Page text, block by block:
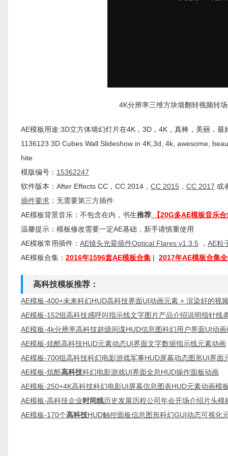
4K分辨率三维方块墙翻转视频转
AE模板用途:3D立方体墙幻灯片在4K，3D，4K，真棒，美丽，
1136123 3D Cubes Wall Slideshow in 4K,3d, 4k, awesome,
hite
模版编号： 15362247
软件版本： After Effects CC ，CC 2014， CC 2015 ， CC 2017 或
插件要求 ：无需要第三方插件
AE模板背景音乐：不包含在内，书生推荐 【20G多AE模板音乐
温馨提示：模板修改需要一定AE基础，新手请慎重使用
AE模板常用插件： AE镜头光晕插件Optical Flares v1.3.5 ， AE粒
AE模板合集： 2016年1596套AE模板合集 | 2017年AE模板合集
高科技模板推荐：
AE模板-400+未来科幻HUD高科技界面UI动画元素 + 渲染好的视
AE模板-152组高科技感呼叫指示线文字图片产品介绍说明指针线
AE模板-4k分辨率高科技超级间谍HUD信息图科幻用户界面UI动
AE模板-炫酷高科技HUD元素动态UI界面文字数据指示线元素动画
AE模板-700组高科技科幻电影游戏军事HUD屏幕动态图形UI界面
AE模板-炫酷高科技科幻电影游戏UI界面全息HUD操作面板动画
AE模板-250+4K高科技科幻电影UI屏幕信息图表HUD元素动画模
AE模板-高科技企业时间线历史发展历程公司年会开场介绍片头模
AE模板-170个高科技HUD触控面板信息图形科幻GUI动态可视化